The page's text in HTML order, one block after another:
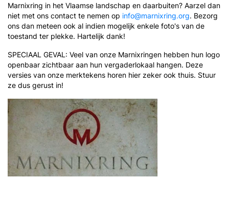
Marnixring in het Vlaamse landschap en daarbuiten? Aarzel dan
niet met ons contact te nemen op info@marnixring.org. Bezorg
ons dan meteen ook al indien mogelijk enkele foto's van de
toestand ter plekke. Hartelijk dank!
SPECIAAL GEVAL: Veel van onze Marnixringen hebben hun logo
openbaar zichtbaar aan hun vergaderlokaal hangen. Deze
versies van onze merktekens horen hier zeker ook thuis. Stuur
ze dus gerust in!